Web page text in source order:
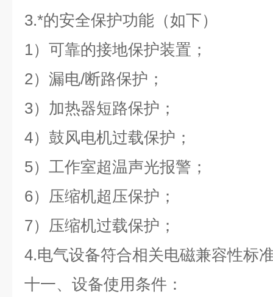
3.*的安全保护功能（如下）
1）可靠的接地保护装置；
2）漏电/断路保护；
3）加热器短路保护；
4）鼓风电机过载保护；
5）工作室超温声光报警；
6）压缩机超压保护；
7）压缩机过载保护；
4.电气设备符合相关电磁兼容性标
十一、设备使用条件：